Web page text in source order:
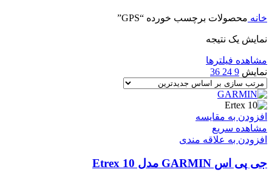
خانه محصولات برچسب خورده “GPS”
نمایش یک نتیجه
مشاهده فیلترها
نمایش 9
24
36
افزودن به مقایسه
مشاهده سریع
افزودن به علاقه مندی
جی پی اس GARMIN مدل Etrex 10